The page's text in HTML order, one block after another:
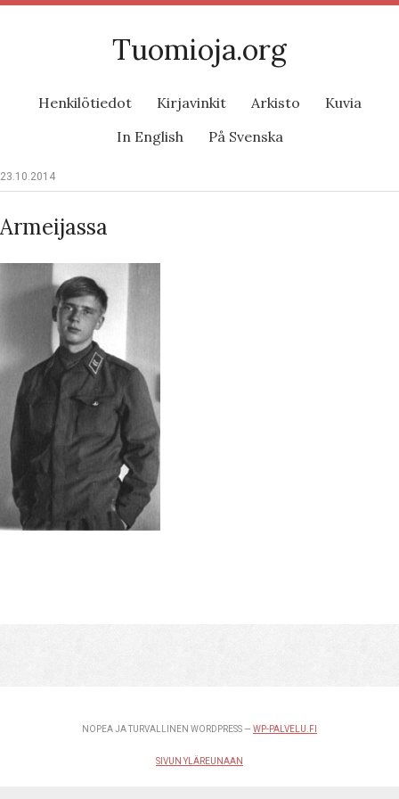
Tuomioja.org
Henkilötiedot Kirjavinkit Arkisto
Kuvia
In English
På Svenska
23.10.2014
Armeijassa
NOPEA JA TURVALLINEN WORDPRESS — WP-PALVELU.FI
SIVUN YLÄREUNAAN